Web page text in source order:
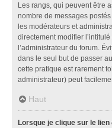
Les rangs, qui peuvent être
nombre de messages
les modérateurs et
directement modifier
l’administrateur du forum.
dans le seul but de passer
cette pratique est rarement
administrateur) peut
Haut
Lorsque je clique sur le lien